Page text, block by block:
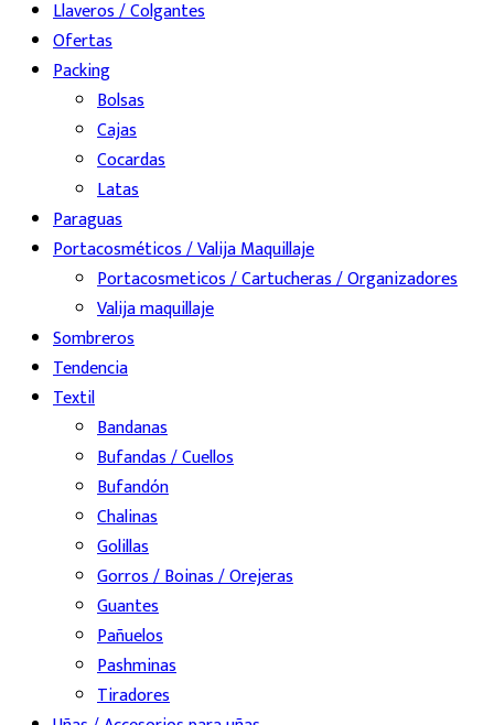
Llaveros / Colgantes
Ofertas
Packing
Bolsas
Cajas
Cocardas
Latas
Paraguas
Portacosméticos / Valija Maquillaje
Portacosmeticos / Cartucheras / Organizadores
Valija maquillaje
Sombreros
Tendencia
Textil
Bandanas
Bufandas / Cuellos
Bufandón
Chalinas
Golillas
Gorros / Boinas / Orejeras
Guantes
Pañuelos
Pashminas
Tiradores